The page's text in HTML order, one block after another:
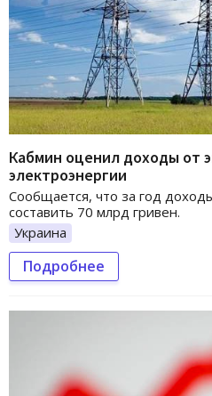
Кабмин оценил доходы от
электроэнергии
Сообщается, что за год
составить 70 млрд гривен.
Украина
Подробнее